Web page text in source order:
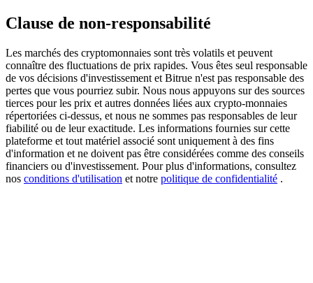
Exclusive for BitMart Users
Register & Trade to Win 500,000 USDT
Precious Metals Trading Carnival
Trade Gold & Silver · 33,333 USDT Bonus
Clause de non-responsabilité
Les marchés des cryptomonnaies sont très volatils et peuvent
connaître des fluctuations de prix rapides. Vous êtes seul responsable
de vos décisions d'investissement et Bitrue n'est pas responsable des
pertes que vous pourriez subir. Nous nous appuyons sur des sources
tierces pour les prix et autres données liées aux crypto-monnaies
répertoriées ci-dessus, et nous ne sommes pas responsables de leur
fiabilité ou de leur exactitude. Les informations fournies sur cette
plateforme et tout matériel associé sont uniquement à des fins
d'information et ne doivent pas être considérées comme des conseils
financiers ou d'investissement. Pour plus d'informations, consultez
nos conditions d'utilisation et notre politique de confidentialité .